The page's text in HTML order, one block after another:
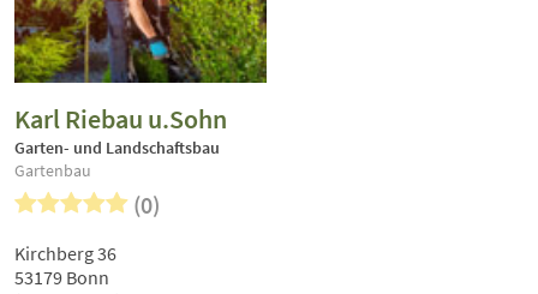
Karl Riebau u.Sohn
Garten- und Landschaftsbau
Gartenbau
(0)
Kirchberg 36
53179 Bonn